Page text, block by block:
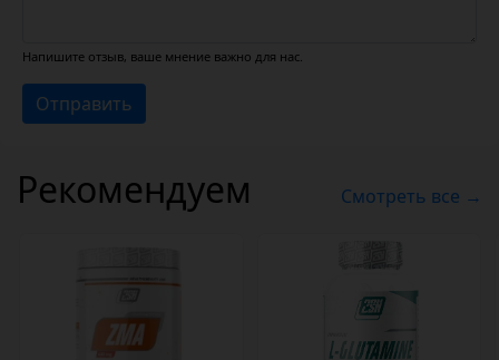
Напишите отзыв, ваше мнение важно для нас.
Отправить
Рекомендуем Смотреть все →